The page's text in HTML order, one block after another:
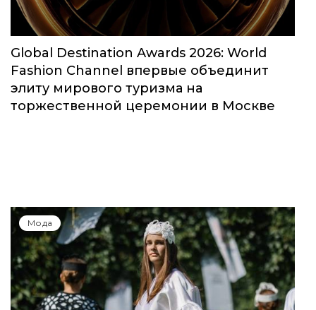
Global Destination Awards 2026: World
Fashion Channel впервые объединит
элиту мирового туризма на
торжественной церемонии в Москве
Мода